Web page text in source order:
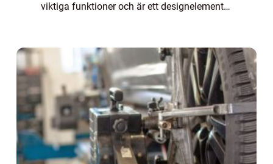
viktiga funktioner och är ett designelement i